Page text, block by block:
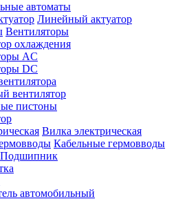
автоматы
Линейный актуатор
Вентиляторы
охлаждения
AC
DC
вентилятор
пистоны
Вилка электрическая
Кабельные гермовводы
Подшипник